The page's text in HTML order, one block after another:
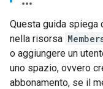
Questa guida
nella risorsa
o aggiungere un
uno spazio, ovvero
abbonamento, se il